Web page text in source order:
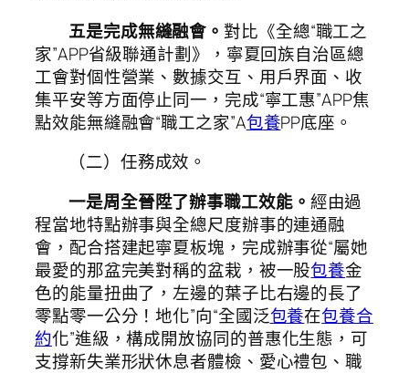
五是完成無縫融會。對比《全總“職工之
家”APP省級聯通計劃》，寧夏回族自治區總
工會對個性營業、數據交互、用戶界面、收
集平安等方面停止同一，完成“寧工惠”APP焦
點效能無縫融會“職工之家”A包養PP底座。
（二）任務成效。
一是周全晉陞了辦事職工效能。 經由過
程當地特點辦事與全總尺度辦事的連通融
會，配合搭建起寧夏板塊，完成辦事從“屬她
最愛的那盆完美對稱的盆栽，被一股包養金
色的能量扭曲了，左邊的葉子比右邊的長了
零點零一公分！地化”向“全國泛包養在包養合
約化”進級，構成開放協同的普惠化生態，可
支撐新失業形狀休息者體檢、愛心禮包、職